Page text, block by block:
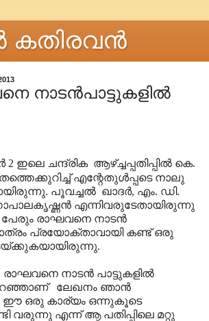
കതിരവന്‍
നാടൻപാട്ടുകളിൽ
ഇലെ ചന്ദ്രിക ആഴ്ച്ചപ്പതിപ്പിൽ കെ.
എന്റേതുൾപ്പടെ നാലു
പൂവച്ചൽ ഖാദർ, എം. ഡി.
എന്നിവരുടേതായിരുന്നു
രാഘവനെ നാടൻ
പ്രയോക്താവായി കണ്ട് ഒരു
രാഘവനെ നാടൻ പാട്ടുകളിൽ
ലേഖനം ഞാൻ
ഈ ഒരു കാര്യം ഒന്നുകൂടെ
വരുന്നു എന്ന് ആ പതിപ്പിലെ മറ്റു